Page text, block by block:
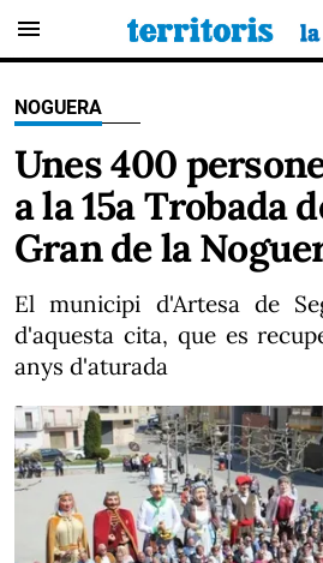
menu
NOGUERA
Unes 400
a la 15a Trobada
Gran de la
El municipi d'Artesa de
d'aquesta cita, que es
anys d'aturada